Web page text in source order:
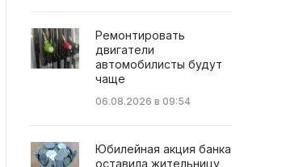
Ремонтировать
двигатели
автомобилисты будут
чаще
06.08.2026 в 09:54
Юбилейная акция банка
оставила жительницу